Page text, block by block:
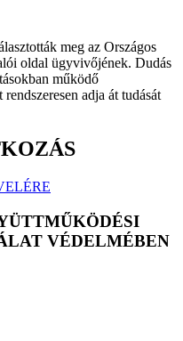
meg az Országos
oldal ügyvivőjének. Dudás
működő
adja át tudását
VÉDELMÉBEN